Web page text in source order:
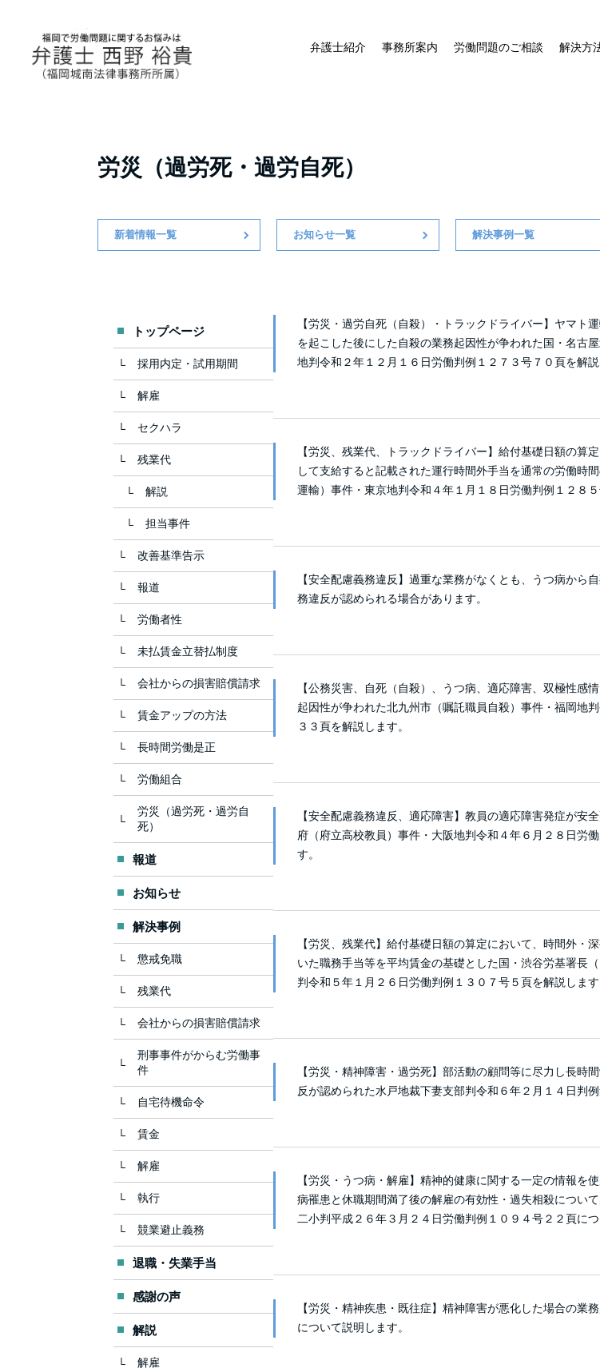
弁護士紹介 事務所案内 労働問題のご相談 解決方
労災（過労死・過労自死）
新着情報一覧 お知らせ一覧 解決事例一覧
【労災・過労自死（自殺）・トラックドライバー】ヤマト
を起こした後にした自殺の業務起因性が争われた国・名古
地判令和２年１２月１６日労働判例１２７３号７０頁を解説
【労災、残業代、トラックドライバー】給付基礎日額の算
して支給すると記載された運行時間外手当を通常の労働時
運輸）事件・東京地判令和４年１月１８日労働判例１２８５
【安全配慮義務違反】過重な業務がなくとも、うつ病から
務違反が認められる場合があります。
【公務災害、自死（自殺）、うつ病、適応障害、双極性感
起因性が争われた北九州市（嘱託職員自殺）事件・福岡地
３３頁を解説します。
【安全配慮義務違反、適応障害】教員の適応障害発症が安
府（府立高校教員）事件・大阪地判令和４年６月２８日労
す。
【労災、残業代】給付基礎日額の算定において、時間外・
いた職務手当等を平均賃金の基礎とした国・渋谷労基署長
判令和５年１月２６日労働判例１３０７号５頁を解説します
【労災・精神障害・過労死】部活動の顧問等に尽力し長時
反が認められた水戸地裁下妻支部判令和６年２月１４日判
【労災・うつ病・解雇】精神的健康に関する一定の情報を
病罹患と休職期間満了後の解雇の有効性・過失相殺につい
二小判平成２６年３月２４日労働判例１０９４号２２頁につ
【労災・精神疾患・既往症】精神障害が悪化した場合の業
について説明します。
トップページ
採用内定・試用期間
解雇
セクハラ
残業代
解説
担当事件
改善基準告示
報道
労働者性
未払賃金立替払制度
会社からの損害賠償請求
賃金アップの方法
長時間労働是正
労働組合
労災（過労死・過労自
死）
報道
お知らせ
解決事例
懲戒免職
残業代
会社からの損害賠償請求
刑事事件がからむ労働事
件
自宅待機命令
賃金
解雇
執行
競業避止義務
退職・失業手当
感謝の声
解説
解雇